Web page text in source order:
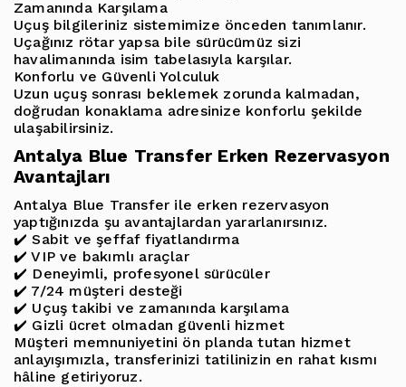
Zamanında Karşılama
Uçuş bilgileriniz sistemimize önceden tanımlanır.
Uçağınız rötar yapsa bile sürücümüz sizi
havalimanında isim tabelasıyla karşılar.
Konforlu ve Güvenli Yolculuk
Uzun uçuş sonrası beklemek zorunda kalmadan,
doğrudan konaklama adresinize konforlu şekilde
ulaşabilirsiniz.
Antalya Blue Transfer Erken Rezervasyon
Avantajları
Antalya Blue Transfer ile erken rezervasyon
yaptığınızda şu avantajlardan yararlanırsınız.
✔️ Sabit ve şeffaf fiyatlandırma
✔️ VIP ve bakımlı araçlar
✔️ Deneyimli, profesyonel sürücüler
✔️ 7/24 müşteri desteği
✔️ Uçuş takibi ve zamanında karşılama
✔️ Gizli ücret olmadan güvenli hizmet
Müşteri memnuniyetini ön planda tutan hizmet
anlayışımızla, transferinizi tatilinizin en rahat kısmı
hâline getiriyoruz.